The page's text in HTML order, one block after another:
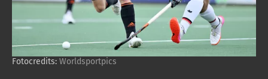
Fotocredits: Worldsportpics